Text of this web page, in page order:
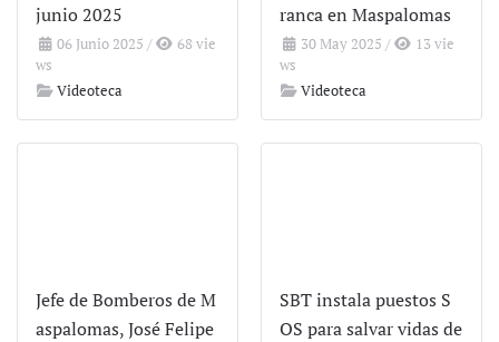
junio 2025
06 Junio 2025 /
68 vie
ws
Videoteca
ranca en Maspalomas
30 May 2025 /
13 vie
ws
Videoteca
Jefe de Bomberos de M
aspalomas, José Felipe
SBT instala puestos S
OS para salvar vidas de